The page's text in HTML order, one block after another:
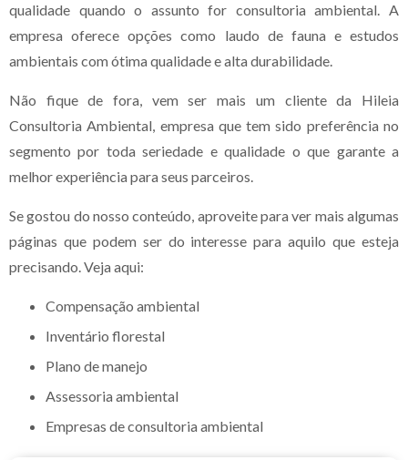
qualidade quando o assunto for consultoria ambiental. A
empresa oferece opções como laudo de fauna e estudos
ambientais com ótima qualidade e alta durabilidade.
Não fique de fora, vem ser mais um cliente da Hileia
Consultoria Ambiental, empresa que tem sido preferência no
segmento por toda seriedade e qualidade o que garante a
melhor experiência para seus parceiros.
Se gostou do nosso conteúdo, aproveite para ver mais algumas
páginas que podem ser do interesse para aquilo que esteja
precisando. Veja aqui:
compensação ambiental
inventário florestal
plano de manejo
assessoria ambiental
empresas de consultoria ambiental